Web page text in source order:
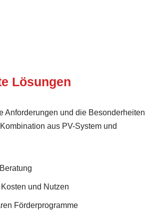
Lösungen
Anforderungen und die Besonderheiten
aus PV-System und
und Nutzen
Förderprogramme